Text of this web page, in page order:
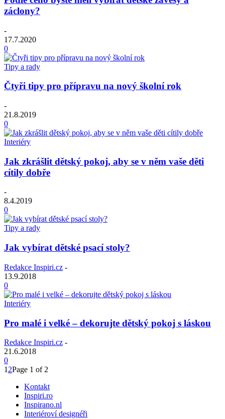
záclony?
-
17.7.2020
0
Tipy a rady
Čtyři tipy pro přípravu na nový školní rok
-
21.8.2019
0
Interiéry
Jak zkrášlit dětský pokoj, aby se v něm vaše děti
cítily dobře
-
8.4.2019
0
Tipy a rady
Jak vybírat dětské psací stoly?
Redakce Inspiri.cz -
13.9.2018
0
Interiéry
Pro malé i velké – dekorujte dětský pokoj s láskou
Redakce Inspiri.cz -
21.6.2018
0
1 2Page 1 of 2
Kontakt
Inspiri.ro
Inspirano.nl
Interiéroví designéři